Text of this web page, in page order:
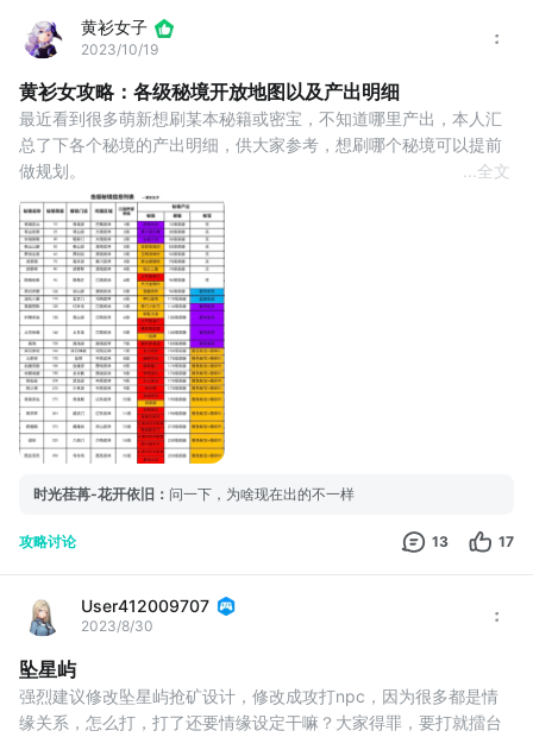
黄衫女子
2023/10/19
黄衫女攻略：各级秘境开放地图以及产出明细
最近看到很多萌新想刷某本秘籍或密宝，不知道哪里产出，本人汇
总了下各个秘境的产出明细，供大家参考，想刷哪个秘境可以提前
做规划。
－－黄衫女 2023.10.19
全文
时光荏苒-花开依旧 ： 问一下，为啥现在出的不一样
攻略讨论 13 17
User412009707
2023/8/30
坠星屿
强烈建议修改坠星屿抢矿设计，修改成攻打npc，因为很多都是情
缘关系，怎么打，打了还要情缘设定干嘛？大家得罪，要打就擂台